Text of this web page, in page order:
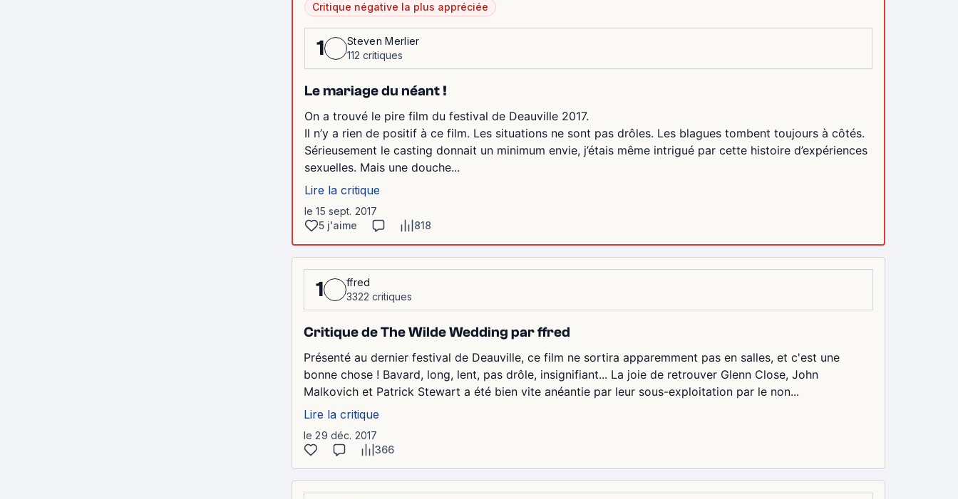
Critique négative la plus appréciée
1
Steven Merlier
112 critiques
Le mariage du néant !
On a trouvé le pire film du festival de Deauville 2017.
Il n’y a rien de positif à ce film. Les situations ne sont pas drôles. Les blagues tombent toujours à côtés.
Sérieusement le casting donnait un minimum envie, j’étais même intrigué par cette histoire d’expériences
sexuelles. Mais une douche...
Lire la critique
le 15 sept. 2017
5 j'aime
818
1
ffred
3322 critiques
Critique de The Wilde Wedding par ffred
Présenté au dernier festival de Deauville, ce film ne sortira apparemment pas en salles, et c'est une
bonne chose ! Bavard, long, lent, pas drôle, insignifiant... La joie de retrouver Glenn Close, John
Malkovich et Patrick Stewart a été bien vite anéantie par leur sous-exploitation par le non...
Lire la critique
le 29 déc. 2017
366